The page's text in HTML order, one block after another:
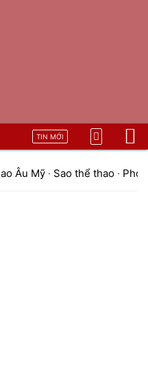
TIN MỚI
Âu Mỹ · Sao thể thao ·